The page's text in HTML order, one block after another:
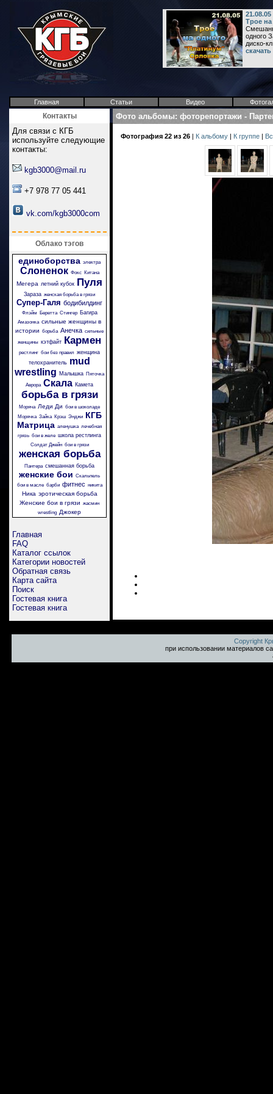
Трое
одного
диско-
Главная Статьи Видео
Контакты
Для связи с КГБ
используйте следующие
контакты:
kgb3000@mail.ru
+7 978 77 05 441
vk.com/kgb3000com
Облако тэгов
единоборства электра
Слоненок Фокс Китана
Мегера летний кубок Пуля
Зараза женская борьба в грязи
Супер-Галя бодибилдинг
Флэйм Беретта Стингер Багира
Амазонка сильные женщины в
истории борьба Анечка сильные
женщины кэтфайт Кармен
рестлинг бои без правил женщина
телохранитель mud
wrestling Малышка Пяточка
Аврора Скала Камета
борьба в грязи
Моряча Леди Ди бои в шоколаде
Морячка Зайка Крэш Энджи
КГБ
Матрица аленушка лечебная
грязь бои в желе школа рестлинга
Солдат Джейн бои в грязи
женская борьба
Пантера смешанная борьба
женские бои Скальпель
бои в масле барби фитнес никита
Ника эротическая борьба
Женские бои в грязи жасмин
wrestling Джокер
Главная
FAQ
Каталог ссылок
Категории новостей
Обратная связь
Карта сайта
Поиск
Гостевая книга
Гостевая книга
Фото альбомы: фоторепортажи -
Фотография 22 из 26 | К альбому | К группе |
Copyright
при использовании материалов